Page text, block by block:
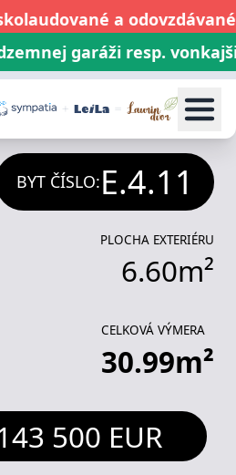
a odovzdávané.
garáži resp.
4i 5 i Byty P
BYT ČÍSLO:E.4.11
PLOCHA EXTERIÉRU
6.60m²
CELKOVÁ VÝMERA
30.99m²
500 EUR